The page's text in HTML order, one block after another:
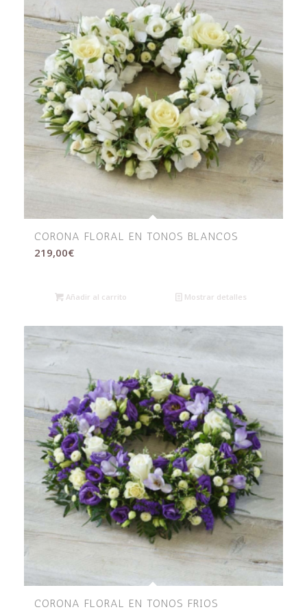
CORONA FLORAL EN TONOS BLANCOS
219,00€
Añadir al carrito Mostrar detalles
CORONA FLORAL EN TONOS FRIOS